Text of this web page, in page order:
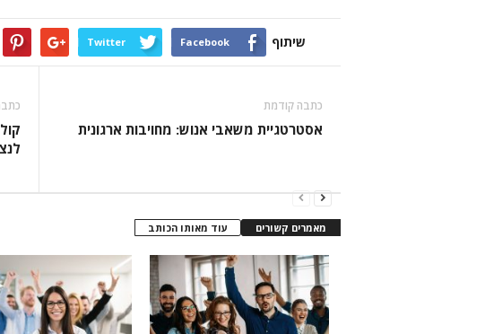
שיתוף Facebook
Twitter
כתבה קודמת
אסטרטגיית משאבי אנוש: מחויבות ארגונית
מאמרים קשורים עוד מאותו הכותב